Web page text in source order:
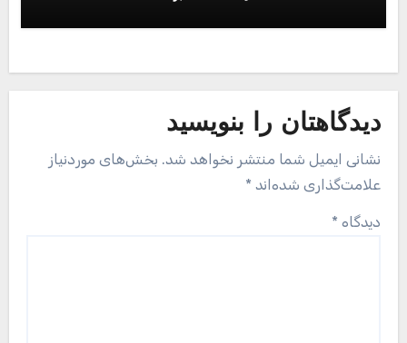
دیدگاهتان را بنویسید
نشانی ایمیل شما منتشر نخواهد شد. بخش‌های موردنیاز
علامت‌گذاری شده‌اند *
دیدگاه *